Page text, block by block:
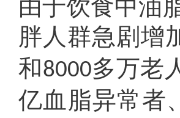
由于饮食中油
胖人群急剧增
和8000多万老
亿血脂异常者、